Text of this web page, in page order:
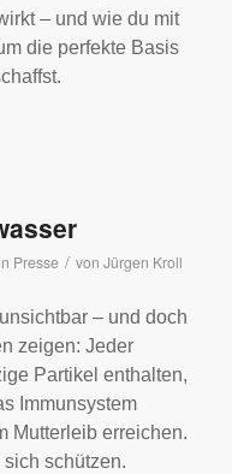
– und wie du mit
die perfekte Basis
Presse / von Jürgen Kroll
– und doch
zeigen: Jeder
Partikel enthalten,
Immunsystem
Mutterleib erreichen.
schützen.